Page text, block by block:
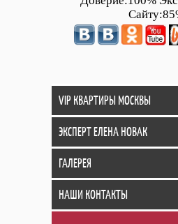
VIP КВАРТИРЫ МОСКВЫ
ЭКСПЕРТ ЕЛЕНА НОВАК
ГАЛЕРЕЯ
НАШИ КОНТАКТЫ